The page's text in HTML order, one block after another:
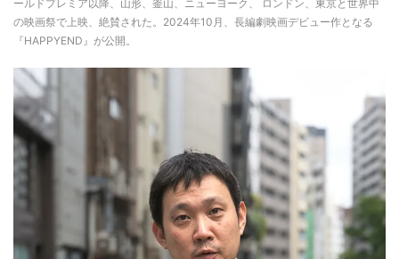
ールドプレミア以降、山形、釜山、ニューヨーク、 ロンドン、東京と世界中
の映画祭で上映、絶賛された。2024年10月、長編劇映画デビュー作となる
『HAPPYEND』が公開。